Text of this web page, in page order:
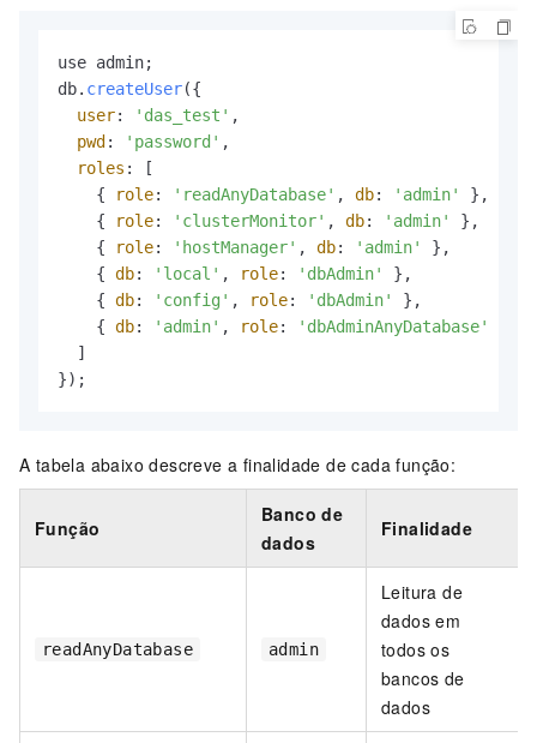
use admin;
db. createUser({
user: 'das_test' ,
pwd : 'password' ,
roles : [
    {
role: 'readAnyDatabase' , db: 'admin'
},
    {
role: 'clusterMonitor' , db: 'admin'
},
    {
role: 'hostManager' , db: 'admin'
},
    {
db: 'local' , role: 'dbAdmin'
},
    {
db: 'config' , role: 'dbAdmin'
},
    {
db: 'admin' , role: 'dbAdminAnyDatabase'
  ]
});
A tabela abaixo descreve a finalidade de cada função:
Função
Banco de
dados
Finalidade
readAnyDatabase admin
Leitura de
dados em
todos os
bancos de
dados